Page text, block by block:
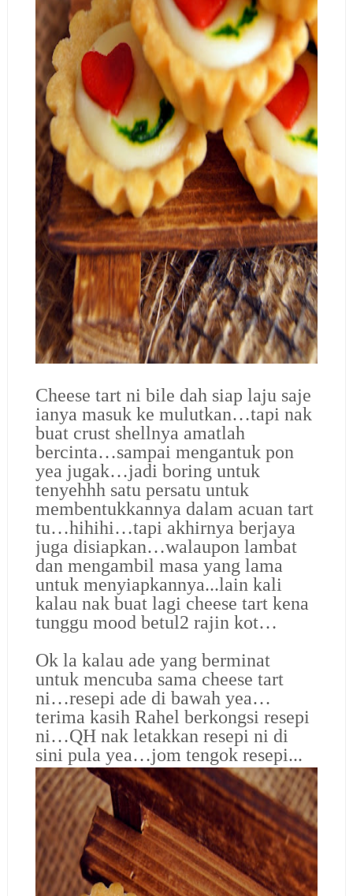
Cheese tart ni bile dah siap laju saje
ianya masuk ke mulutkan…tapi nak
buat crust shellnya amatlah
bercinta…sampai mengantuk pon
yea jugak…jadi boring untuk
tenyehhh satu persatu untuk
membentukkannya dalam acuan tart
tu…hihihi…tapi akhirnya berjaya
juga disiapkan…walaupon lambat
dan mengambil masa yang lama
untuk menyiapkannya...lain kali
kalau nak buat lagi cheese tart kena
tunggu mood betul2 rajin kot…
Ok la kalau ade yang berminat
untuk mencuba sama cheese tart
ni…resepi ade di bawah yea…
terima kasih Rahel berkongsi resepi
ni…QH nak letakkan resepi ni di
sini pula yea…jom tengok resepi...